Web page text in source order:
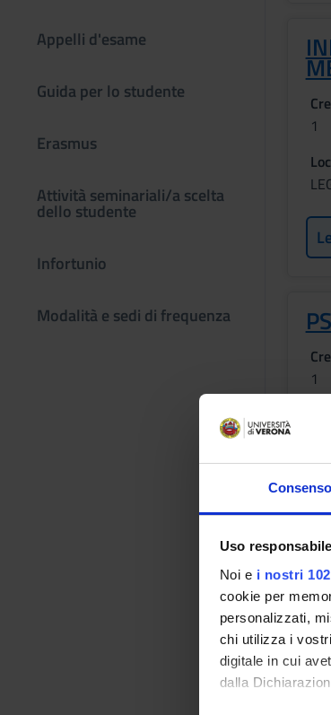
Consenso
Uso
Noi e i nostri
cookie per
personalizzati,
chi utilizza i
digitale in cui
dalla
Appelli d'esame
Guida per lo studente
Erasmus
Attività seminariali/a scelta
dello studente
Infortunio
Modalità e sedi di frequenza
1
1